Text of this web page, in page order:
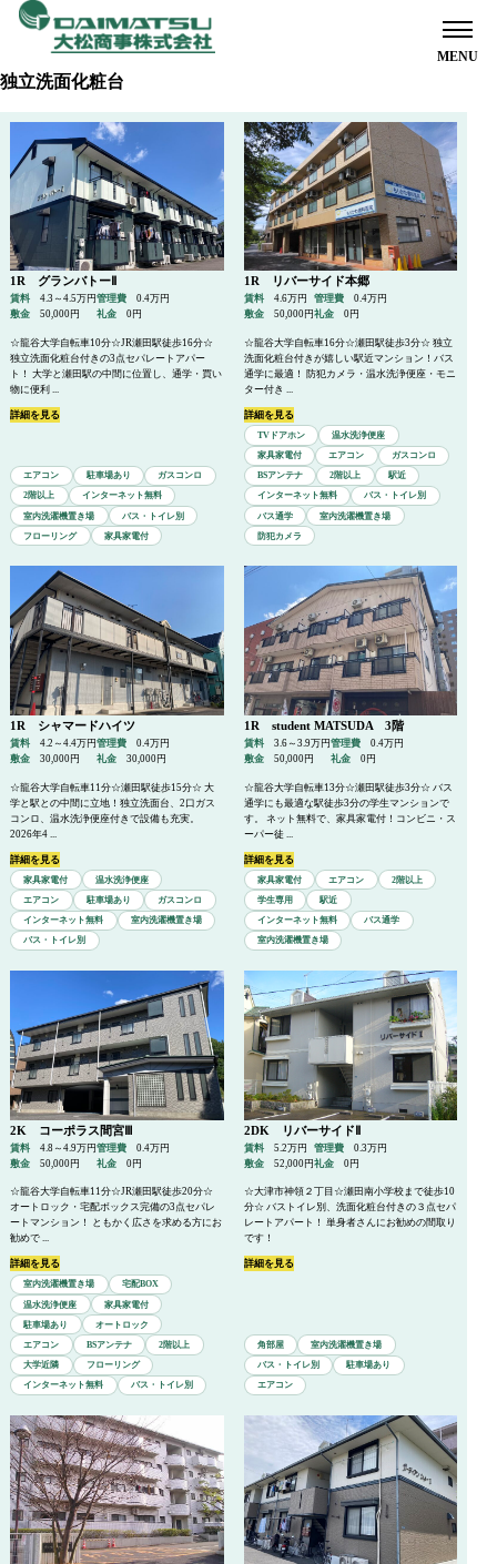
独立洗面化粧台
エアコン 駐車場あり ガスコンロ
2階以上 インターネット無料
室内洗濯機置き場 バス・トイレ別
フローリング 家具家電付
1R グランバトーⅡ
賃料
4.3～4.5万円
敷金
50,000円
管理費
0.4万円
礼金
0円
☆龍谷大学自転車10分☆JR瀬田駅徒歩16分☆
独立洗面化粧台付きの3点セパレートアパー
ト！ 大学と瀬田駅の中間に位置し、通学・買い
物に便利 ...
詳細を見る
TVドアホン 温水洗浄便座
家具家電付 エアコン ガスコンロ
BSアンテナ 2階以上 駅近
インターネット無料 バス・トイレ別
バス通学 室内洗濯機置き場
防犯カメラ
1R リバーサイド本郷
賃料
4.6万円
敷金
50,000円
管理費
0.4万円
礼金
0円
☆龍谷大学自転車16分☆瀬田駅徒歩3分☆ 独立
洗面化粧台付きが嬉しい駅近マンション！バス
通学に最適！ 防犯カメラ・温水洗浄便座・モニ
ター付き ...
詳細を見る
家具家電付 温水洗浄便座
エアコン 駐車場あり ガスコンロ
インターネット無料 室内洗濯機置き場
バス・トイレ別
1R シャマードハイツ
賃料
4.2～4.4万円
敷金
30,000円
管理費
0.4万円
礼金
30,000円
☆龍谷大学自転車11分☆瀬田駅徒歩15分☆ 大
学と駅との中間に立地！独立洗面台、2口ガス
コンロ、温水洗浄便座付きで設備も充実。
2026年4 ...
詳細を見る
家具家電付 エアコン 2階以上
学生専用 駅近
インターネット無料 バス通学
室内洗濯機置き場
1R student MATSUDA 3階
賃料
3.6～3.9万円
敷金
50,000円
管理費
0.4万円
礼金
0円
☆龍谷大学自転車13分☆瀬田駅徒歩3分☆ バス
通学にも最適な駅徒歩3分の学生マンションで
す。 ネット無料で、家具家電付！コンビニ・ス
ーパー徒 ...
詳細を見る
室内洗濯機置き場 宅配BOX
温水洗浄便座 家具家電付
駐車場あり オートロック
エアコン BSアンテナ 2階以上
大学近隣 フローリング
インターネット無料 バス・トイレ別
2K コーポラス間宮Ⅲ
賃料
4.8～4.9万円
敷金
50,000円
管理費
0.4万円
礼金
0円
☆龍谷大学自転車11分☆JR瀬田駅徒歩20分☆
オートロック・宅配ボックス完備の3点セパレ
ートマンション！ ともかく広さを求める方にお
勧めで ...
詳細を見る
角部屋 室内洗濯機置き場
バス・トイレ別 駐車場あり
エアコン
2DK リバーサイドⅡ
賃料
5.2万円
敷金
52,000円
管理費
0.3万円
礼金
0円
☆大津市神領２丁目☆瀬田南小学校まで徒歩10
分☆ バストイレ別、洗面化粧台付きの３点セパ
レートアパート！ 単身者さんにお勧めの間取り
です！
詳細を見る
オーナー様へ
お部屋探しのお客様へ
管理物件一覧
空室情報
駐車場